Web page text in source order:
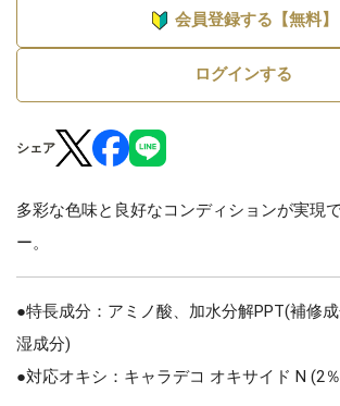
会員登録する【無料】
ログインする
シェア
多彩な色味と良好なコンディションが実現
ー。
●特長成分：アミノ酸、加水分解PPT(補修
湿成分)
●対応オキシ：キャラデコ オキサイド N (2